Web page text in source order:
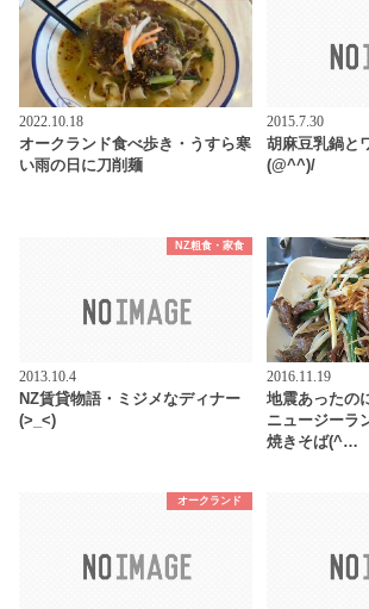
2022.10.18
オークランド食べ歩き・うすら寒
い雨の日に刀削麺
2015.7.30
胡麻豆乳鍋と
(@^^)/
NZ粗食・家食
2013.10.4
NZ賃貸物語・ミジメなディナー
(>_<)
2016.11.19
地震あったの
ニュージーラ
焼きそば(^…
オークランド